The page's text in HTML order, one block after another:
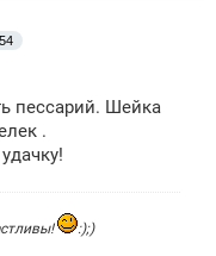
пессарий. Шейка
.
:);)